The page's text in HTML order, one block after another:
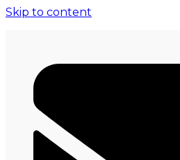
Skip to content